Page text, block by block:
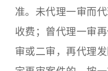
准。未代理一审而
收费；曾代理一审
审或二审，再代理